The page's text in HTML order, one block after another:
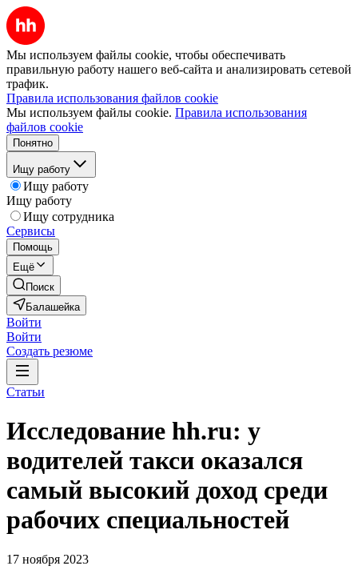
Мы используем файлы cookie, чтобы обеспечивать
правильную работу нашего веб-сайта и анализировать сетевой
трафик.
Правила использования файлов cookie
Мы используем файлы cookie. Правила использования
файлов cookie
Понятно
Ищу работу
Ищу работу
Ищу работу
Ищу сотрудника
Сервисы
Помощь
Ещё
Поиск
Балашейка
Войти
Войти
Создать резюме
Статьи
Исследование hh.ru: у
водителей такси оказался
самый высокий доход среди
рабочих специальностей
17 ноября 2023